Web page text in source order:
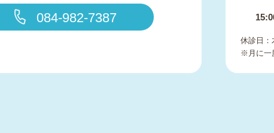
084-982-7387
休診日：
※月に一